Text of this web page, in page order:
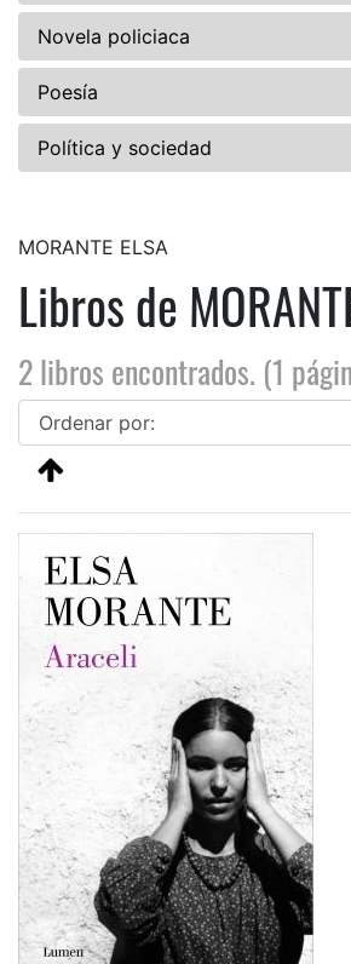
Novela policiaca
Poesía
Política y sociedad
MORANTE ELSA
Libros de
2 libros encontrados. (1